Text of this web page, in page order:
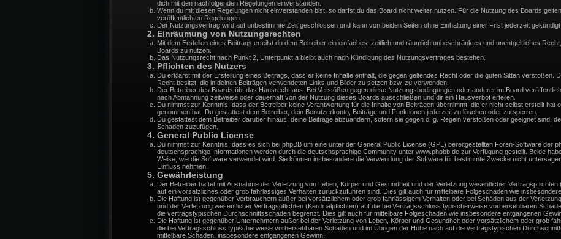
dich mit den nachfolgenden Regelungen einverstanden.
Wenn du mit diesen Regelungen nicht einverstanden bist, so darfst du das Board nicht weiter nutzen. Für die Nutzung des Boards
veröffentlichten Regelungen.
Der Nutzungsvertrag wird auf unbestimmte Zeit geschlossen und kann von beiden Seiten ohne Einhaltung einer Frist jederzeit gekündigt
2. Einräumung von Nutzungsrechten
Mit dem Erstellen eines Beitrags erteilst du dem Betreiber ein einfaches, zeitlich und räumlich unbeschränktes und unentgeltliches
Boards zu nutzen.
Das Nutzungsrecht nach Punkt 2, Unterpunkt a bleibt auch nach Kündigung des Nutzungsvertrages bestehen.
3. Pflichten des Nutzers
Du erklärst mit der Erstellung eines Beitrags, dass er keine Inhalte enthält, die gegen geltendes Recht oder die guten Sitten verstoßen.
Recht besitzt, die in deinen Beiträgen verwendeten Links und Bilder zu setzen bzw. zu verwenden.
Der Betreiber des Boards übt das Hausrecht aus. Bei Verstößen gegen diese Nutzungsbedingungen oder anderer im Board
nach Abmahnung zeitweise oder dauerhaft von der Nutzung dieses Boards ausschließen und dir ein Hausverbot erteilen.
Du nimmst zur Kenntnis, dass der Betreiber keine Verantwortung für die Inhalte von Beiträgen übernimmt, die er nicht selbst erstellt hat
genommen hat. Du gestattest dem Betreiber, dein Benutzerkonto, Beiträge und Funktionen jederzeit zu löschen oder zu sperren.
Du gestattest dem Betreiber darüber hinaus, deine Beiträge abzuändern, sofern sie gegen o. g. Regeln verstoßen oder geeignet sind,
Schaden zuzufügen.
4. General Public License
Du nimmst zur Kenntnis, dass es sich bei phpBB um eine unter der General Public License (GPL) bereitgestellten Foren-Software der
deutschsprachige Informationen werden durch die deutschsprachige Community unter www.phpbb.de zur Verfügung gestellt. Beide
Weise, wie die Software verwendet wird. Sie können insbesondere die Verwendung der Software für bestimmte Zwecke nicht
Einfluss nehmen.
5. Gewährleistung
Der Betreiber haftet mit Ausnahme der Verletzung von Leben, Körper und Gesundheit und der Verletzung wesentlicher
auf ein vorsätzliches oder grob fahrlässiges Verhalten zurückzuführen sind. Dies gilt auch für mittelbare Folgeschäden wie
Die Haftung ist gegenüber Verbrauchern außer bei vorsätzlichem oder grob fahrlässigem Verhalten oder bei Schäden aus der
und der Verletzung wesentlicher Vertragspflichten (Kardinalpflichten) auf die bei Vertragsschluss typischerweise vorhersehbaren
die vertragstypischen Durchschnittsschäden begrenzt. Dies gilt auch für mittelbare Folgeschäden wie insbesondere entgangenen
Die Haftung ist gegenüber Unternehmern außer bei der Verletzung von Leben, Körper und Gesundheit oder vorsätzlichem oder grob
die bei Vertragsschluss typischerweise vorhersehbaren Schäden und im Übrigen der Höhe nach auf die vertragstypischen
mittelbare Schäden, insbesondere entgangenen Gewinn.